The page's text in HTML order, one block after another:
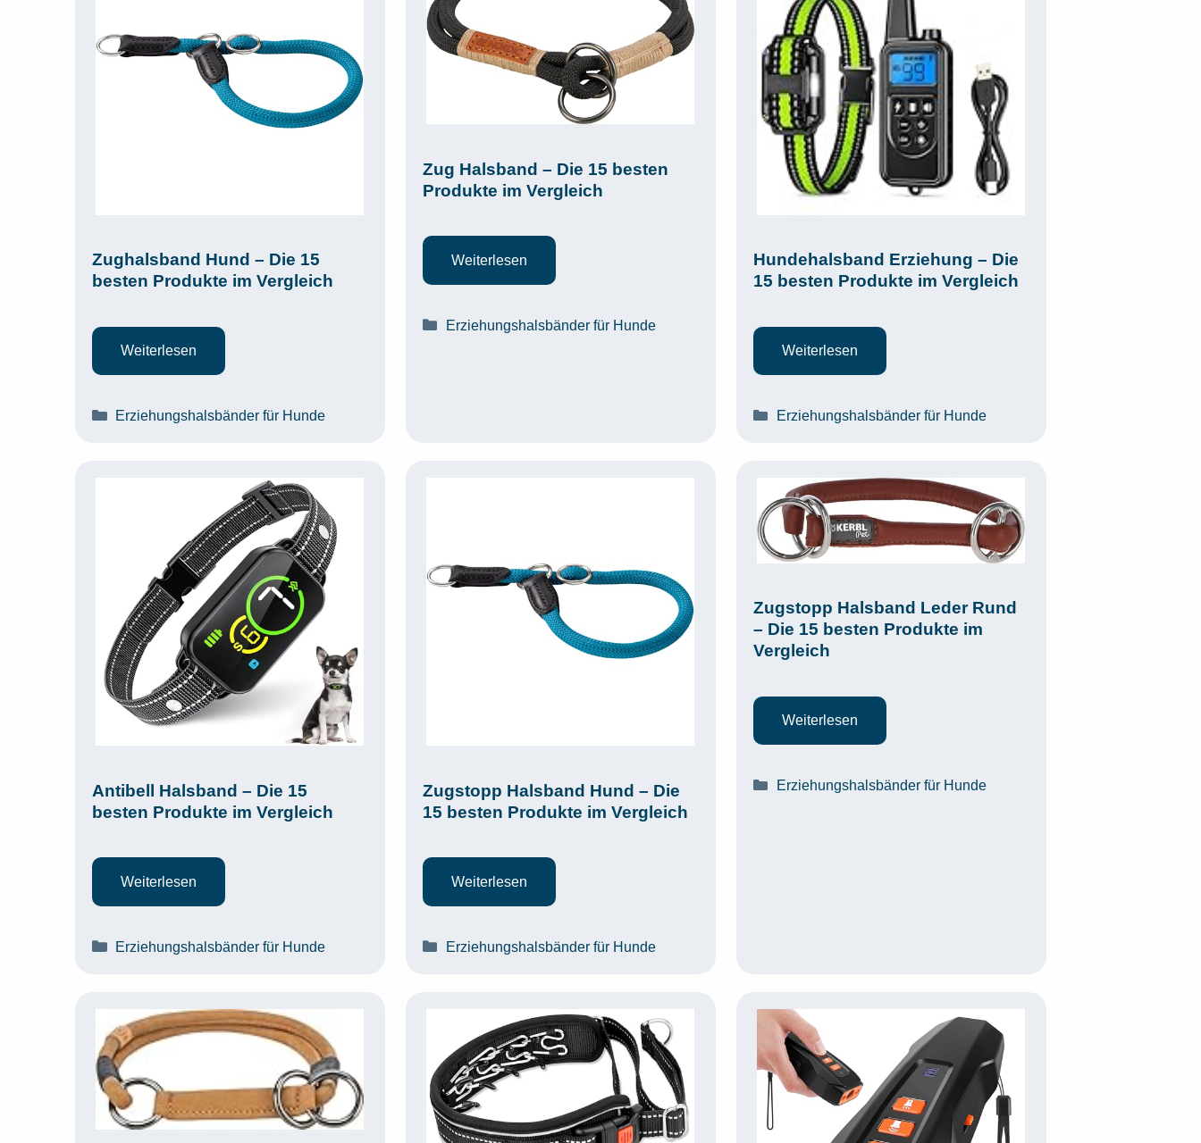
Zughalsband Hund – Die 15
besten Produkte im Vergleich
Weiterlesen
Kategorien
Erziehungshalsbänder für Hunde
Zug Halsband – Die 15 besten
Produkte im Vergleich
Weiterlesen
Kategorien
Erziehungshalsbänder für Hunde
Hundehalsband Erziehung – Die
15 besten Produkte im Vergleich
Weiterlesen
Kategorien
Erziehungshalsbänder für Hunde
Antibell Halsband – Die 15
besten Produkte im Vergleich
Weiterlesen
Kategorien
Erziehungshalsbänder für Hunde
Zugstopp Halsband Hund – Die
15 besten Produkte im Vergleich
Weiterlesen
Kategorien
Erziehungshalsbänder für Hunde
Zugstopp Halsband Leder Rund
– Die 15 besten Produkte im
Vergleich
Weiterlesen
Kategorien
Erziehungshalsbänder für Hunde